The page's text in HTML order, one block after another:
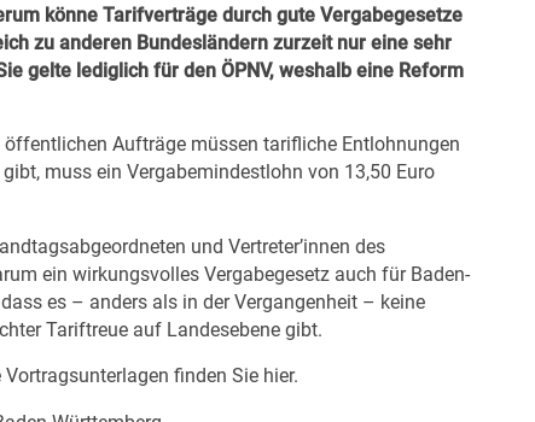
könne Tarifverträge durch gute Vergabegesetze
zu anderen Bundesländern zurzeit nur eine sehr
gelte lediglich für den ÖPNV, weshalb eine Reform
öffentlichen Aufträge müssen tarifliche Entlohnungen
muss ein Vergabemindestlohn von 13,50 Euro
und Vertreter’innen des
ein wirkungsvolles Vergabegesetz auch für Baden-
es – anders als in der Vergangenheit – keine
Tariftreue auf Landesebene gibt.
finden Sie hier.